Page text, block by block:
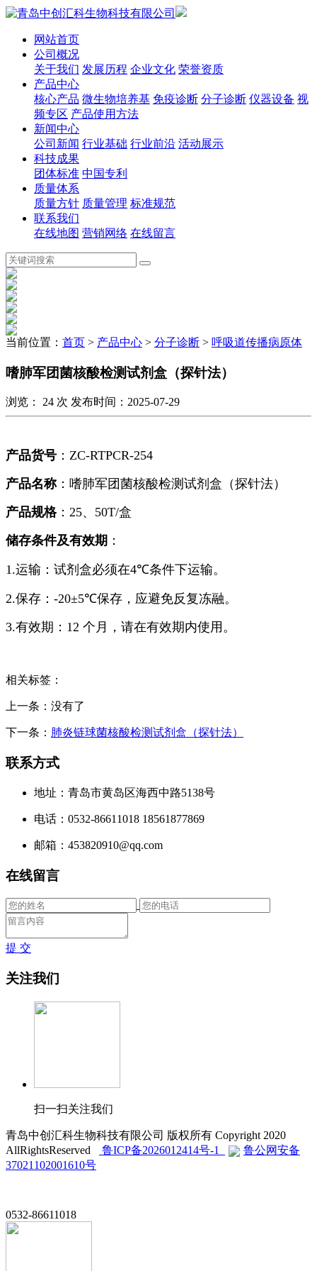
网站首页
公司概况
关于我们 发展历程 企业文化 荣誉资质
产品中心
核心产品 微生物培养基 免疫诊断 分子诊断 仪器设备 视
频专区 产品使用方法
新闻中心
公司新闻 行业基础 行业前沿 活动展示
科技成果
团体标准 中国专利
质量体系
质量方针 质量管理 标准规范
联系我们
在线地图 营销网络 在线留言
当前位置： 首页 > 产品中心 > 分子诊断 > 呼吸道传播病原体
嗜肺军团菌核酸检测试剂盒（探针法）
浏览： 24 次 发布时间：2025-07-29
产品货号 ： ZC-RTPCR-254
产品名称：嗜肺军团菌核酸检测试剂盒（探针法）
产品规格： 25、50T/盒
储存条件及有效期 ：
1.运输：试剂盒必须在4℃条件下运输。
2.保存： -20±5℃保存，应避免反复冻融。
3.有效期： 12 个月，请在有效期内使用。
相关标签：
上一条：没有了
下一条： 肺炎链球菌核酸检测试剂盒（探针法）
联系方式
地址：青岛市黄岛区海西中路5138号
电话：0532-86611018 18561877869
邮箱：453820910@qq.com
在线留言
提 交
关注我们
扫一扫关注我们
青岛中创汇科生物科技有限公司 版权所有 Copyright 2020
AllRightsReserved
鲁ICP备2026012414号-1
鲁公网安备
37021102001610号
0532-86611018